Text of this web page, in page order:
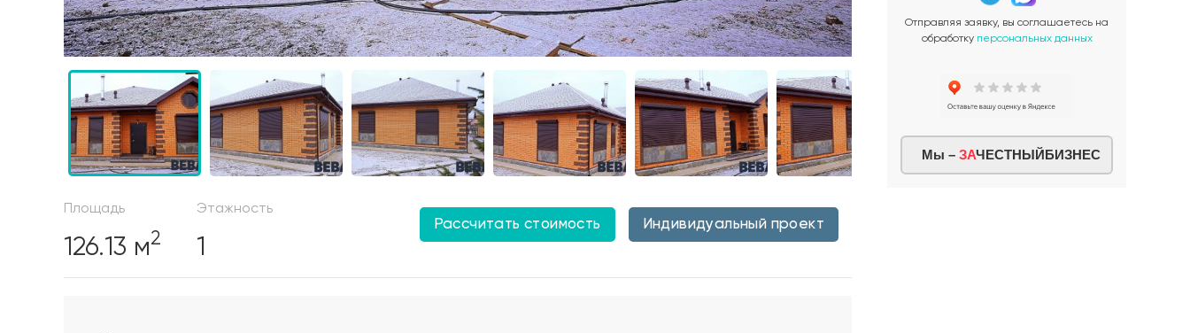
Площадь
126.13 м2
Этажность
1
Рассчитать стоимость Индивидуальный проект
Отправляя заявку, вы соглашаетесь на
обработку персональных данных
Мы – ЗАЧЕСТНЫЙБИЗНЕС